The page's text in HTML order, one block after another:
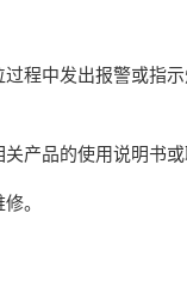
程中发出报警或指
产品的使用说明书或
。